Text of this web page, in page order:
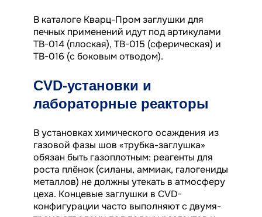
В каталоге Кварц-Пром заглушки для
печных применений идут под артикулами
TB-014 (плоская), TB-015 (сферическая) и
TB-016 (с боковым отводом).
CVD-установки и
лабораторные реакторы
В установках химического осаждения из
газовой фазы шов «трубка-заглушка»
обязан быть газоплотным: реагенты для
роста плёнок (силаны, аммиак, галогениды
металлов) не должны утекать в атмосферу
цеха. Концевые заглушки в CVD-
конфигурации часто выполняют с двумя-